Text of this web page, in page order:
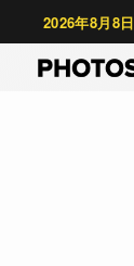
2026年8月8日